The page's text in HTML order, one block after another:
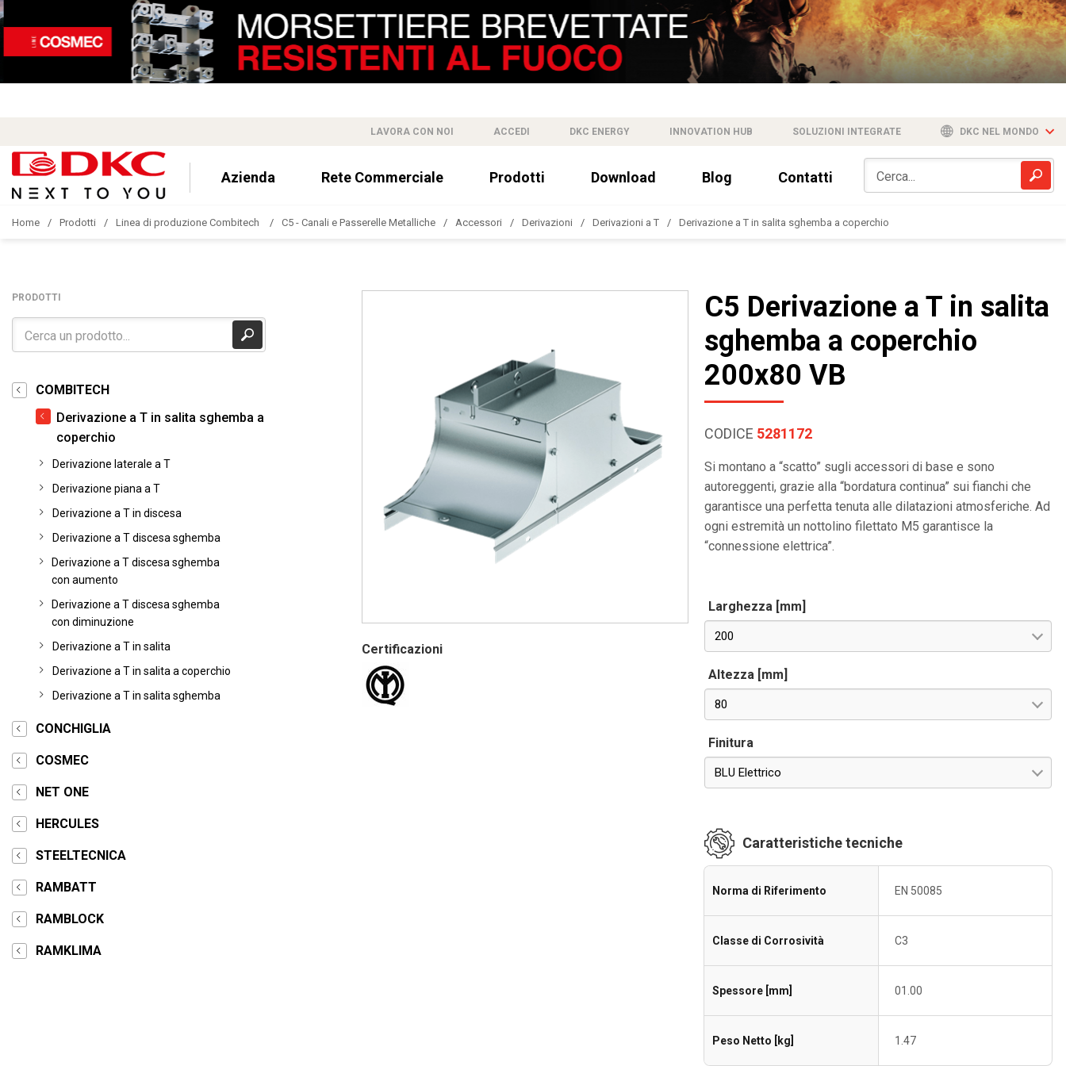
LAVORA CON NOI ACCEDI DKC ENERGY INNOVATION HUB SOLUZIONI INTEGRATE DKC NEL MONDO
Azienda Rete Commerciale Prodotti Download Blog Contatti
Home Prodotti Linea di produzione Combitech C5 - Canali e Passerelle Metalliche Accessori Derivazioni Derivazioni a T Derivazione a T in salita sghemba a coperchio
PRODOTTI
COMBITECH
Derivazione a T in salita sghemba a
coperchio
Derivazione laterale a T
Derivazione piana a T
Derivazione a T in discesa
Derivazione a T discesa sghemba
Derivazione a T discesa sghemba
con aumento
Derivazione a T discesa sghemba
con diminuzione
Derivazione a T in salita
Derivazione a T in salita a coperchio
Derivazione a T in salita sghemba
CONCHIGLIA
COSMEC
NET ONE
HERCULES
STEELTECNICA
RAMBATT
RAMBLOCK
RAMKLIMA
Certificazioni
C5 Derivazione a T in salita
sghemba a coperchio
200x80 VB
CODICE 5281172
Si montano a “scatto” sugli accessori di base e sono
autoreggenti, grazie alla “bordatura continua” sui fianchi che
garantisce una perfetta tenuta alle dilatazioni atmosferiche. Ad
ogni estremità un nottolino filettato M5 garantisce la
“connessione elettrica”.
Larghezza [mm]
200
Altezza [mm]
80
Finitura
BLU Elettrico
Caratteristiche tecniche
Norma di Riferimento EN 50085
Classe di Corrosività C3
Spessore [mm] 01.00
Peso Netto [kg] 1.47